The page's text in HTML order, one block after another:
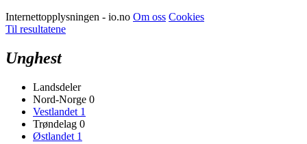
Internettopplysningen - io.no Om oss Cookies
Til resultatene
Unghest
Landsdeler
Nord-Norge 0
Vestlandet 1
Trøndelag 0
Østlandet 1